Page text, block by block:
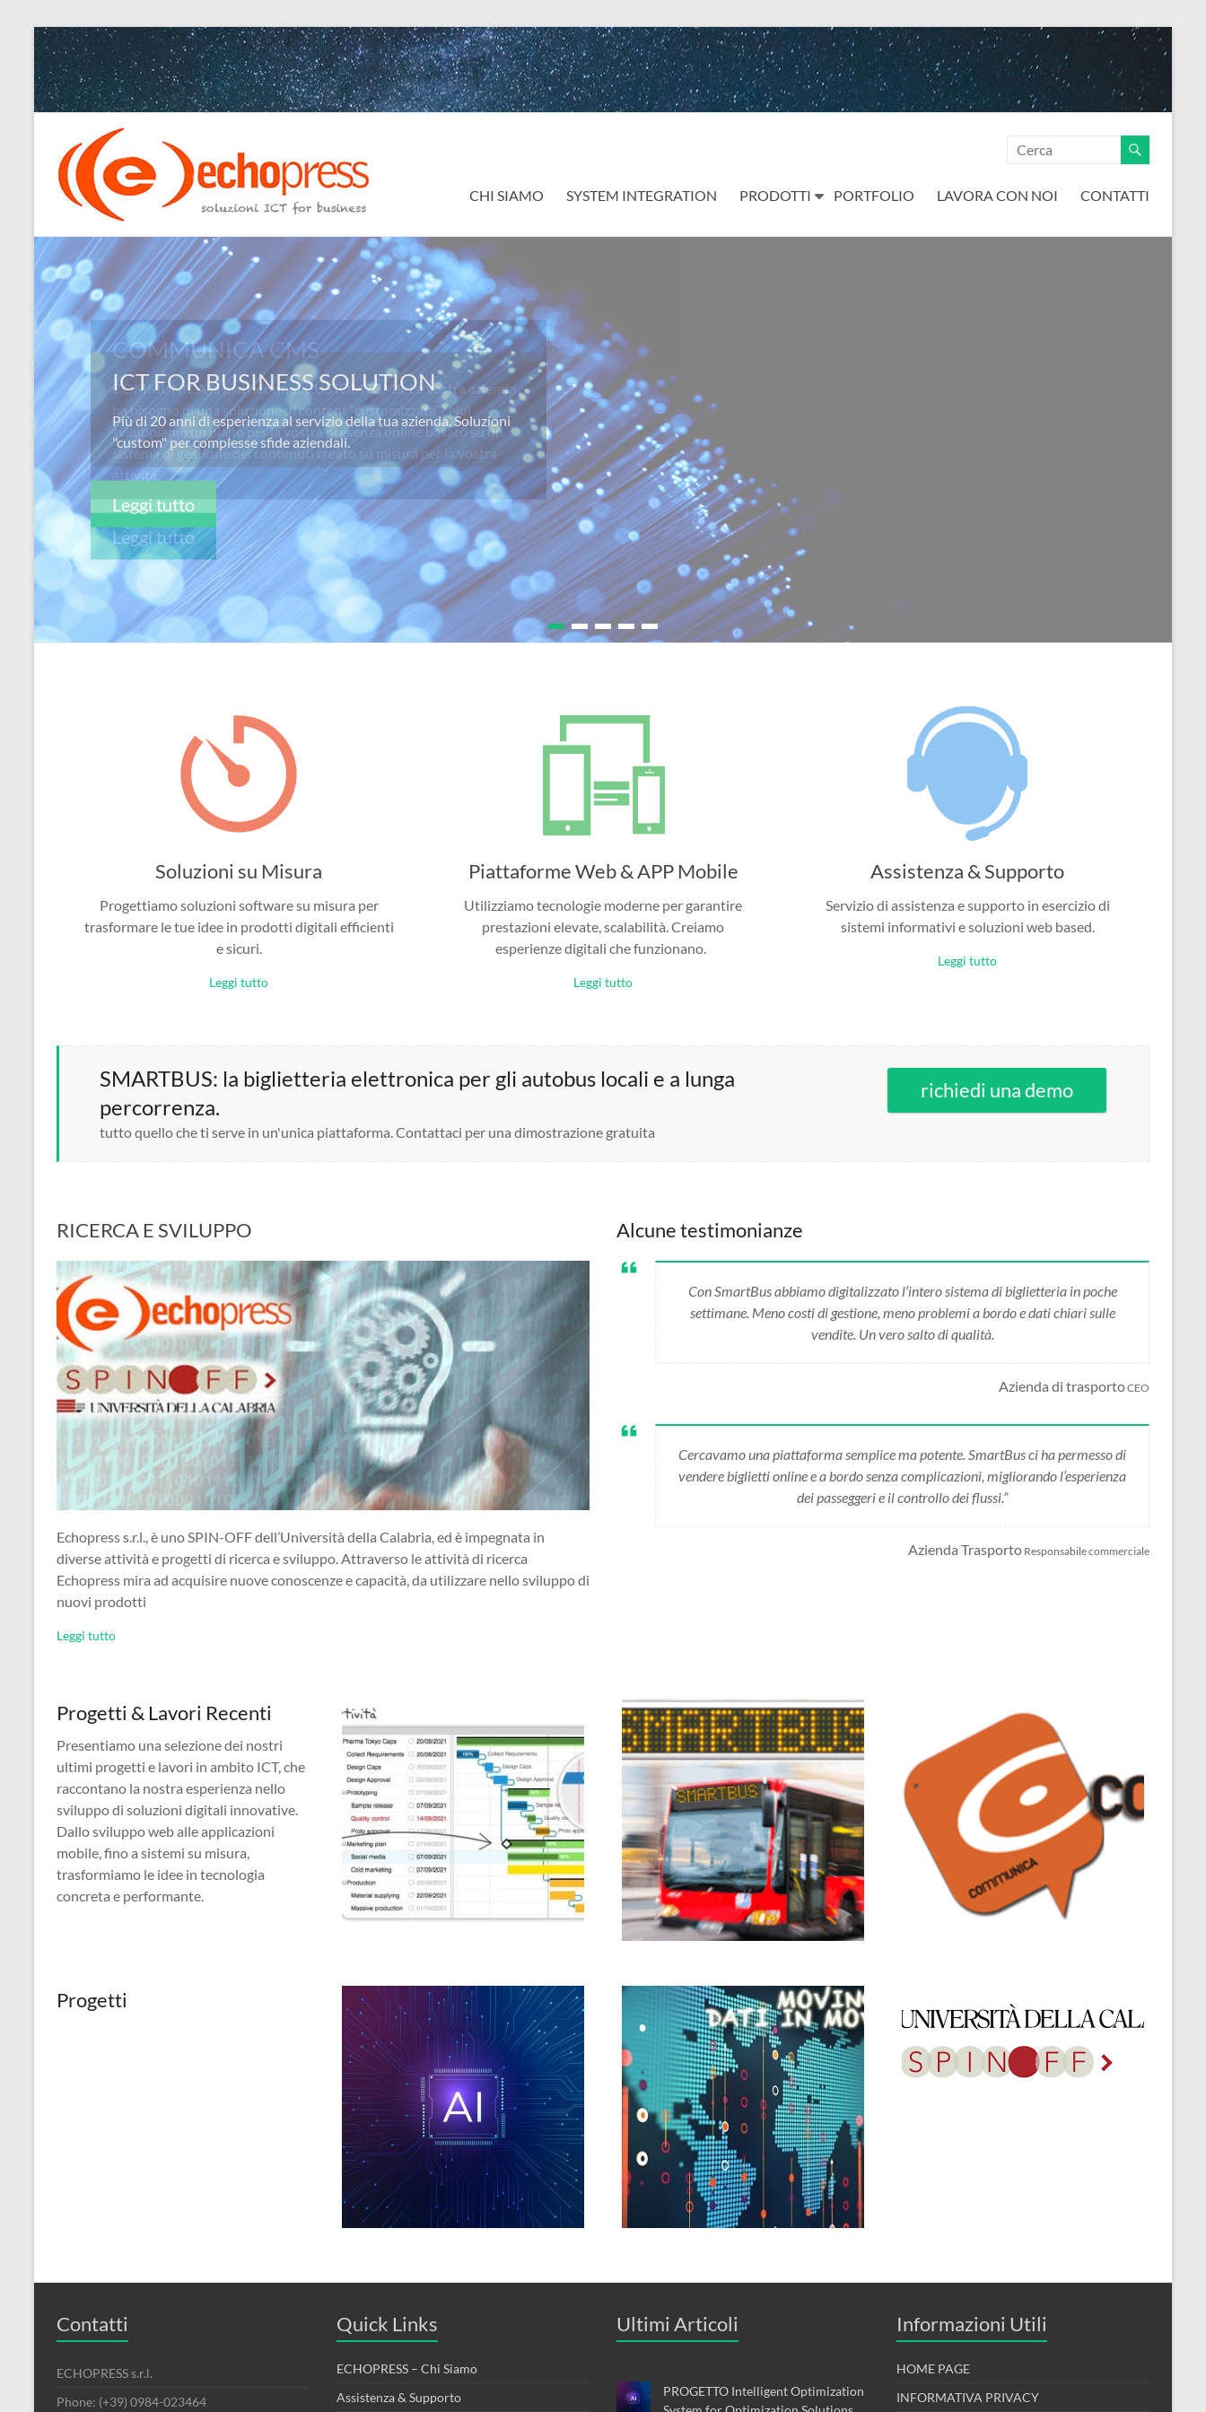
Salta
al
contenuto
Echopress
s.r.l.
soluzioni
ICT
for
business
Ingegneri
per
passione
CHI SIAMO SYSTEM INTEGRATION PRODOTTI PORTFOLIO LAVORA CON NOI CONTATTI
COMMUNICA CMS
COMMUNICA la piattaforma “CUSTOM” CMS: La vostra azienda
ha bisogno di una soluzione di content “customizzata”? Noi
sviluppiamo un piano per la vostra presenza online basato su un
sistema di gestione dei contenuti creato su misura per la vostra
attivitá.
Leggi tutto
Soluzioni su Misura
Progettiamo soluzioni software su misura per
trasformare le tue idee in prodotti digitali efficienti
e sicuri.
Leggi tutto
Piattaforme Web & APP Mobile
Utilizziamo tecnologie moderne per garantire
prestazioni elevate, scalabilità. Creiamo
esperienze digitali che funzionano.
Leggi tutto
Assistenza & Supporto
Servizio di assistenza e supporto in esercizio di
sistemi informativi e soluzioni web based.
Leggi tutto
SMARTBUS: la biglietteria elettronica per gli autobus locali e a lunga
percorrenza.
tutto quello che ti serve in un'unica piattaforma. Contattaci per una dimostrazione gratuita
richiedi una demo
RICERCA E SVILUPPO
Echopress s.r.l., è uno SPIN-OFF dell’Università della Calabria, ed è impegnata in
diverse attività e progetti di ricerca e sviluppo. Attraverso le attività di ricerca
Echopress mira ad acquisire nuove conoscenze e capacità, da utilizzare nello sviluppo di
nuovi prodotti
Leggi tutto
Alcune testimonianze
Con SmartBus abbiamo digitalizzato l’intero sistema di biglietteria in poche
settimane. Meno costi di gestione, meno problemi a bordo e dati chiari sulle
vendite. Un vero salto di qualità.
Azienda di trasportoCEO
Cercavamo una piattaforma semplice ma potente. SmartBus ci ha permesso di
vendere biglietti online e a bordo senza complicazioni, migliorando l’esperienza
dei passeggeri e il controllo dei flussi.”
Azienda Trasporto Responsabile commerciale
Progetti & Lavori Recenti
Presentiamo una selezione dei nostri
ultimi progetti e lavori in ambito ICT, che
raccontano la nostra esperienza nello
sviluppo di soluzioni digitali innovative.
Dallo sviluppo web alle applicazioni
mobile, fino a sistemi su misura,
trasformiamo le idee in tecnologia
concreta e performante.
Progetti
Contatti
ECHOPRESS s.r.l.
Phone: (+39) 0984-023464
Quick Links
ECHOPRESS – Chi Siamo
Assistenza & Supporto
Ultimi Articoli
PROGETTO Intelligent Optimization
Informazioni Utili
HOME PAGE
INFORMATIVA PRIVACY